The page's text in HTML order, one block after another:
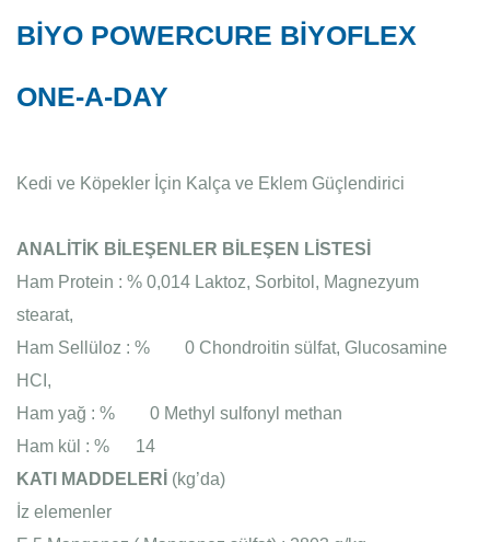
BİYO POWERCURE BİYOFLEX
ONE-A-DAY
Kedi ve Köpekler İçin Kalça ve Eklem Güçlendirici
ANALİTİK BİLEŞENLER BİLEŞEN LİSTESİ
Ham Protein : % 0,014 Laktoz, Sorbitol, Magnezyum
stearat,
Ham Sellüloz : % 0 Chondroitin sülfat, Glucosamine
HCI,
Ham yağ : % 0 Methyl sulfonyl methan
Ham kül : %
14
KATI MADDELERİ (kg’da)
İz elemenler